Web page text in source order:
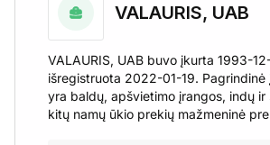
VALAURIS, UAB
VALAURIS, UAB buvo įkurta 1993-
išregistruota 2022-01-19. Pagrindinė
yra baldų, apšvietimo įrangos, indų ir
kitų namų ūkio prekių mažmeninė